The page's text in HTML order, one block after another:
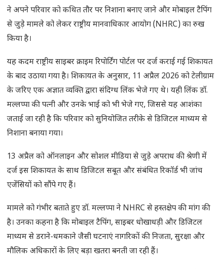
ने अपने परिवार को कथित तौर पर निशाना बनाए जाने और मोबाइल टैपिंग
से जुड़े मामले को लेकर राष्ट्रीय मानवाधिकार आयोग (NHRC) का रुख
किया है।
यह कदम राष्ट्रीय साइबर क्राइम रिपोर्टिंग पोर्टल पर दर्ज कराई गई शिकायत
के बाद उठाया गया है। शिकायत के अनुसार, 11 अप्रैल 2026 को टेलीग्राम
के जरिए एक अज्ञात व्यक्ति द्वारा संदिग्ध लिंक भेजे गए थे। यही लिंक डॉ.
मल्लप्पा की पत्नी और उनके भाई को भी भेजे गए, जिससे यह आशंका
जताई जा रही है कि परिवार को सुनियोजित तरीके से डिजिटल माध्यम से
निशाना बनाया गया।
13 अप्रैल को ऑनलाइन और सोशल मीडिया से जुड़े अपराध की श्रेणी में
दर्ज इस शिकायत के साथ डिजिटल सबूत और संबंधित रिकॉर्ड भी जांच
एजेंसियों को सौंपे गए हैं।
मामले को गंभीर बताते हुए डॉ. मल्लप्पा ने NHRC से हस्तक्षेप की मांग की
है। उनका कहना है कि मोबाइल टैपिंग, साइबर धोखाधड़ी और डिजिटल
माध्यम से डराने-धमकाने जैसी घटनाएं नागरिकों की निजता, सुरक्षा और
मौलिक अधिकारों के लिए बड़ा खतरा बनती जा रही हैं।